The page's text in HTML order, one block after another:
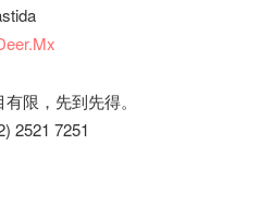
限​，先到先得。
2521 7251